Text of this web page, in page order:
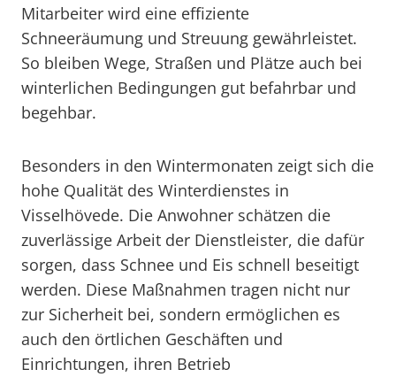
Mitarbeiter wird eine effiziente
Schneeräumung und Streuung gewährleistet.
So bleiben Wege, Straßen und Plätze auch bei
winterlichen Bedingungen gut befahrbar und
begehbar.
Besonders in den Wintermonaten zeigt sich die
hohe Qualität des Winterdienstes in
Visselhövede. Die Anwohner schätzen die
zuverlässige Arbeit der Dienstleister, die dafür
sorgen, dass Schnee und Eis schnell beseitigt
werden. Diese Maßnahmen tragen nicht nur
zur Sicherheit bei, sondern ermöglichen es
auch den örtlichen Geschäften und
Einrichtungen, ihren Betrieb